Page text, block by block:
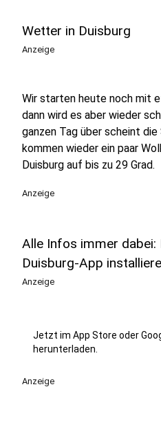
Wetter in Duisburg
Anzeige
Wir starten heute noch mit
dann wird es aber wieder
ganzen Tag über scheint die
kommen wieder ein paar
Duisburg auf bis zu 29 Grad.
Anzeige
Alle Infos immer dabei:
Duisburg-App
Anzeige
Jetzt im App Store oder
herunterladen.
Anzeige